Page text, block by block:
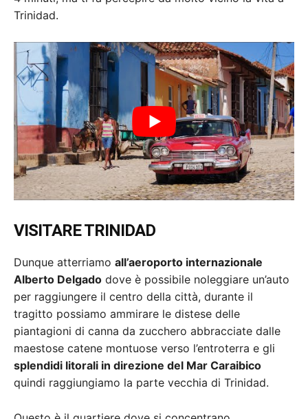
Trinidad.
VISITARE TRINIDAD
Dunque atterriamo all’aeroporto internazionale
Alberto Delgado dove è possibile noleggiare un’auto
per raggiungere il centro della città, durante il
tragitto possiamo ammirare le distese delle
piantagioni di canna da zucchero abbracciate dalle
maestose catene montuose verso l’entroterra e gli
splendidi litorali in direzione del Mar Caraibico
quindi raggiungiamo la parte vecchia di Trinidad.